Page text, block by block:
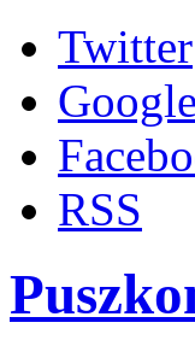
Twitter
RSS